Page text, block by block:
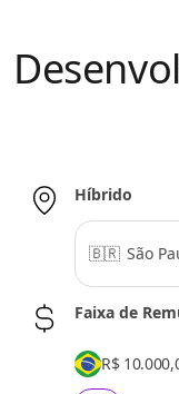
Híbrido
🇧🇷 São
Faixa de
R$